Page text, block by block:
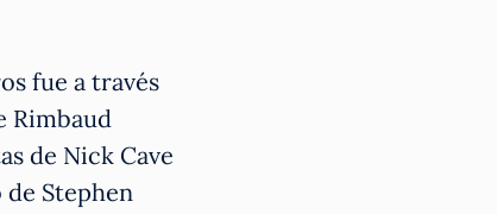
fue a través
Rimbaud
de Nick Cave
Stephen